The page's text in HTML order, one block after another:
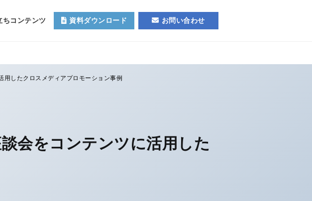
ちコンテンツ 資料ダウンロード お問い合わせ
したクロスメディアプロモーション事例
会をコンテンツに活用した